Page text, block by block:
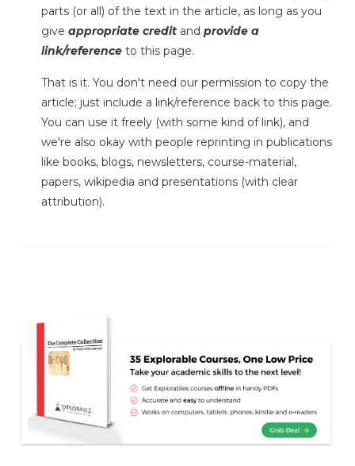
parts (or all) of the text in the article, as long as you
give appropriate credit and provide a
link/reference to this page.
That is it. You don't need our permission to copy the
article; just include a link/reference back to this page.
You can use it freely (with some kind of link), and
we're also okay with people reprinting in publications
like books, blogs, newsletters, course-material,
papers, wikipedia and presentations (with clear
attribution).